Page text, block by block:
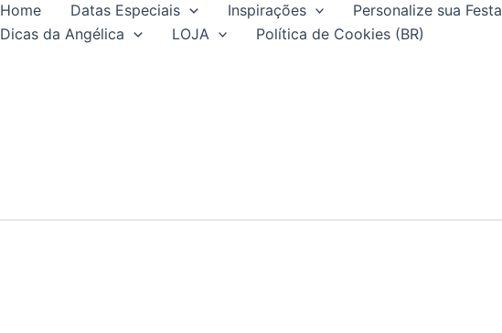
Home Datas Especiais Inspirações
Personalize sua Festa
Dicas da Angélica
LOJA Política de Cookies (BR)